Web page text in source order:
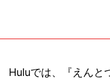
Huluでは、『えんと